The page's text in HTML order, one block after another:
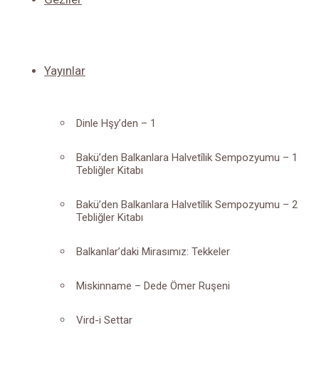
Yayınlar
Dinle Hşy’den – 1
Bakü’den Balkanlara Halvetîlik Sempozyumu – 1
Tebliğler Kitabı
Bakü’den Balkanlara Halvetîlik Sempozyumu – 2
Tebliğler Kitabı
Balkanlar’daki Mirasımız: Tekkeler
Miskinname – Dede Ömer Ruşeni
Vird-i Settar